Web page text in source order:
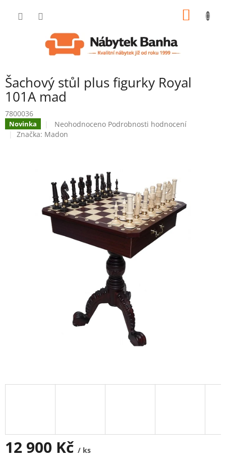
Šachový stůl plus figurky Royal
101A mad
7800036
Novinka
Průměrné
hodnocení
5
hvězdiček.
Neohodnoceno Podrobnosti hodnocení
Značka: Madon
12 900 Kč / ks